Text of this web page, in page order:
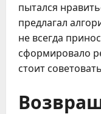
пытался
предлагал
не всегда
сформировало
стоит